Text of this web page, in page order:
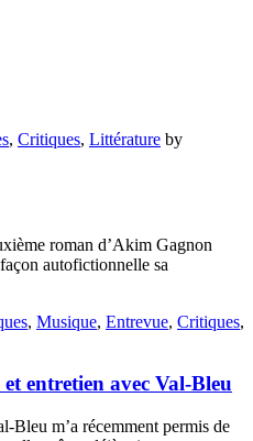
, Critiques, Littérature by
roman d’Akim Gagnon
autofictionnelle sa
, Musique, Entrevue, Critiques,
entretien avec Val-Bleu
Bleu m’a récemment permis de